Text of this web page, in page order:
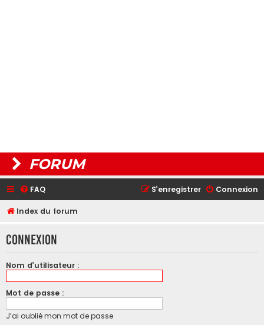
FORUM
FAQ Connexion
S’enregistrer
Index du forum
Connexion
Nom d’utilisateur :
Mot de passe :
J’ai oublié mon mot de passe